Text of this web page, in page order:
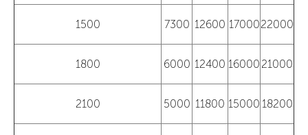
1500 7300 12600 1700022000
1800 6000 12400 16000 21000
2100 5000 11800 15000 18200